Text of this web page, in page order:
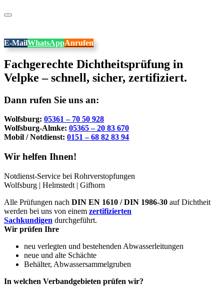
E-MailWhatsAppAnrufen
Fachgerechte Dichtheitsprüfung in
Velpke – schnell, sicher, zertifiziert.
Dann rufen Sie uns an:
Wolfsburg: 05361 – 70 50 928
Wolfsburg-Almke: 05365 – 20 83 670
Mobil / Notdienst: 0151 – 68 82 83 94
Wir helfen Ihnen!
Notdienst-Service bei Rohrverstopfungen
Wolfsburg | Helmstedt | Gifhorn
Alle Prüfungen nach DIN EN 1610 / DIN 1986-30 auf Dichtheit
werden bei uns von einem zertifizierten
Sachkundigen durchgeführt.
Wir prüfen Ihre
neu verlegten und bestehenden Abwasserleitungen
neue und alte Schächte
Behälter, Abwassersammelgruben
In welchen Verbandgebieten prüfen wir?